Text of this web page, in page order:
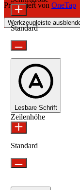
Präsentiert von OneTap
Werkzeugleiste
Standard
Lesbare Schrift
Zeilenhöhe
Standard